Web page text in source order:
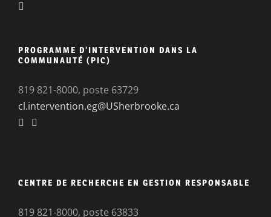
PROGRAMME D’INTERVENTION DANS LA
COMMUNAUTÉ (PIC)
819 821-8000, poste 63729
cl.intervention.eg@USherbrooke.ca
CENTRE DE RECHERCHE EN GESTION RESPONSABLE
819 821-8000, poste 63833